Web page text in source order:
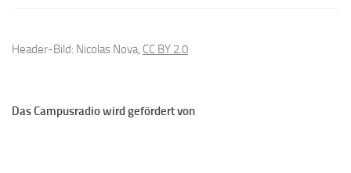
Header-Bild: Nicolas Nova, CC BY 2.0
Das Campusradio wird gefördert von